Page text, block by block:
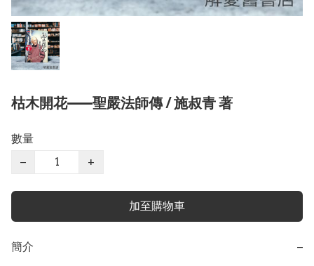
枯木開花——聖嚴法師傳 / 施叔青 著
數量
−
+
加至購物車
簡介 −